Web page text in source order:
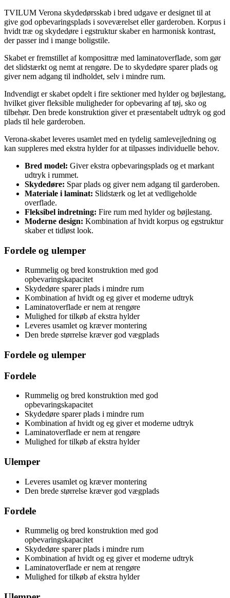
TVILUM Verona skydedørsskab i bred udgave er designet til at
give god opbevaringsplads i soveværelset eller garderoben. Korpus i
hvidt træ og skydedøre i egstruktur skaber en harmonisk kontrast,
der passer ind i mange boligstile.
Skabet er fremstillet af komposittræ med laminatoverflade, som gør
det slidstærkt og nemt at rengøre. De to skydedøre sparer plads og
giver nem adgang til indholdet, selv i mindre rum.
Indvendigt er skabet opdelt i fire sektioner med hylder og bøjlestang,
hvilket giver fleksible muligheder for opbevaring af tøj, sko og
tilbehør. Den brede konstruktion giver et præsentabelt udtryk og god
plads til hele garderoben.
Verona-skabet leveres usamlet med en tydelig samlevejledning og
kan suppleres med ekstra hylder for at tilpasses individuelle behov.
Bred model: Giver ekstra opbevaringsplads og et markant
udtryk i rummet.
Skydedøre: Spar plads og giver nem adgang til garderoben.
Materiale i laminat: Slidstærk og let at vedligeholde
overflade.
Fleksibel indretning: Fire rum med hylder og bøjlestang.
Moderne design: Kombination af hvidt korpus og egstruktur
skaber et tidløst look.
Fordele og ulemper
Rummelig og bred konstruktion med god
opbevaringskapacitet
Skydedøre sparer plads i mindre rum
Kombination af hvidt og eg giver et moderne udtryk
Laminatoverflade er nem at rengøre
Mulighed for tilkøb af ekstra hylder
Leveres usamlet og kræver montering
Den brede størrelse kræver god vægplads
Fordele og ulemper
Fordele
Rummelig og bred konstruktion med god
opbevaringskapacitet
Skydedøre sparer plads i mindre rum
Kombination af hvidt og eg giver et moderne udtryk
Laminatoverflade er nem at rengøre
Mulighed for tilkøb af ekstra hylder
Ulemper
Leveres usamlet og kræver montering
Den brede størrelse kræver god vægplads
Fordele
Rummelig og bred konstruktion med god
opbevaringskapacitet
Skydedøre sparer plads i mindre rum
Kombination af hvidt og eg giver et moderne udtryk
Laminatoverflade er nem at rengøre
Mulighed for tilkøb af ekstra hylder